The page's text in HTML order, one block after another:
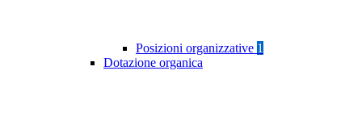
Posizioni organizzative 1
Dotazione organica